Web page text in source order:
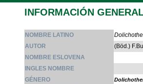
INFORMACIÓN
NOMBRE LATINO
AUTOR
(Böd.)
NOMBRE ESLOVENA
INGLES NOMBRE
GÉNERO